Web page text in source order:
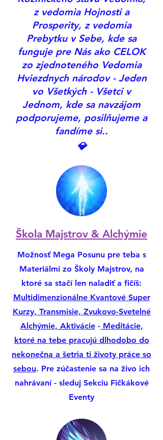
z vedomia Hojnosti a
Prosperity, z vedomia
Prebytku v Sebe, kde sa
funguje pre Nás ako CELOK
zo zjednoteného Vedomia
Hviezdnych národov - Jeden
vo Všetkých - Všetci v
Jednom, kde sa navzájom
podporujeme, posilňujeme a
fandíme si..
💎
​Škola Majstrov & Alchýmie
Možnosť Mega Posunu pre teba s
Materiálmi zo Školy Majstrov, na
ktoré sa stačí len naladiť a fičíš:
Multidimenzionálne Kvantové Super
Kurzy, Transmisie, Zvukovo-Svetelné
Alchýmie, Aktivácie-Meditácie,
ktoré na tebe pracujú dlhodobo do
nekonečna a šetria ti životy práce so
sebou. Pre zúčastenie sa na živo ich
nahrávaní - sleduj Sekciu Fičkákové
Eventy